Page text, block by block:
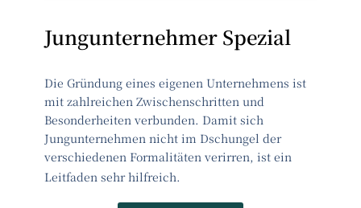
Jungunternehmer Spezial
Die Gründung eines eigenen Unternehmens ist
mit zahlreichen Zwischenschritten und
Besonderheiten verbunden. Damit sich
Jungunternehmen nicht im Dschungel der
verschiedenen Formalitäten verirren, ist ein
Leitfaden sehr hilfreich.